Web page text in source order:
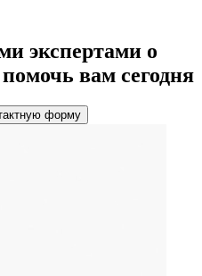
экспертами о
вам сегодня
форму